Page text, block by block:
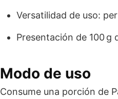
Versatilidad de uso:
Presentación de 100
Modo de uso
Consume una porción de